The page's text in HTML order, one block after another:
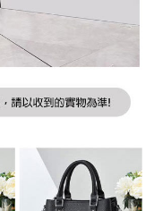
失，本公司不負相關責
之用戶狀況，依本公司即
形，本公司將視審查結果
度並採取法律行動。